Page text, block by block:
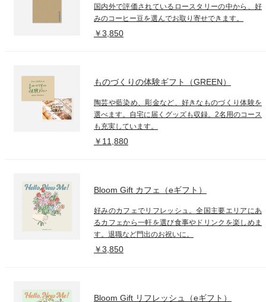
国内外で評価されているロースタリーの中から、好
みのコーヒー豆を選んでお取り寄せできます。
￥3,850
ものづくりの体験ギフト（GREEN）
陶芸や藍染め、彫金など、好きなものづくり体験を
選べます。自宅に届くグッズも収録。2名用のコース
も充実しています。
￥11,880
Bloom Gift カフェ（eギフト）
好みのカフェでリフレッシュ。全国主要エリアにあ
るカフェから一軒を選び食事やドリンクを楽しめま
す。退職など門出のお祝いに。
￥3,850
Bloom Gift リフレッシュ（eギフト）